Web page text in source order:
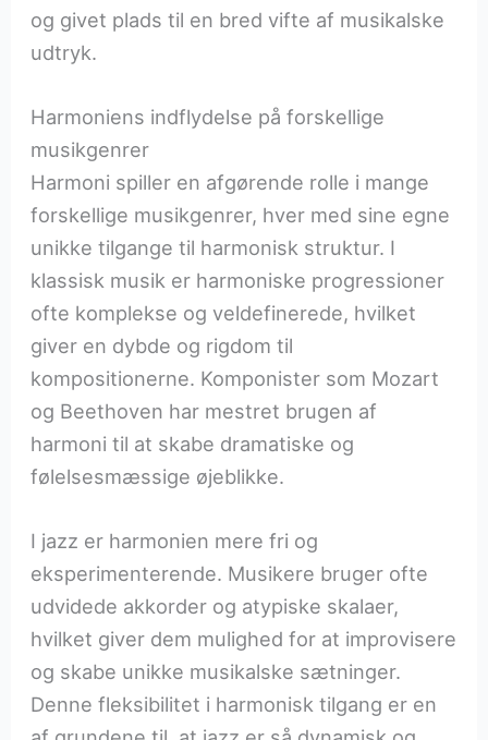
og givet plads til en bred vifte af musikalske
udtryk.
Harmoniens indflydelse på forskellige
musikgenrer
Harmoni spiller en afgørende rolle i mange
forskellige musikgenrer, hver med sine egne
unikke tilgange til harmonisk struktur. I
klassisk musik er harmoniske progressioner
ofte komplekse og veldefinerede, hvilket
giver en dybde og rigdom til
kompositionerne. Komponister som Mozart
og Beethoven har mestret brugen af
harmoni til at skabe dramatiske og
følelsesmæssige øjeblikke.
I jazz er harmonien mere fri og
eksperimenterende. Musikere bruger ofte
udvidede akkorder og atypiske skalaer,
hvilket giver dem mulighed for at improvisere
og skabe unikke musikalske sætninger.
Denne fleksibilitet i harmonisk tilgang er en